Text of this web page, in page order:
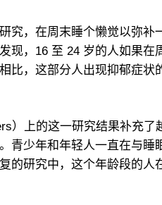
究，在周末睡个懒觉以弥补
现，16 至 24 岁的人如果在
比，这部分人出现抑郁症状
）上的这一研究结果补充了
青少年和年轻人一直在与睡
的研究中，这个年龄段的人